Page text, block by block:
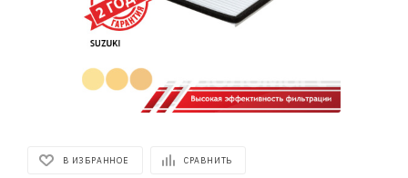
В ИЗБРАННОЕ СРАВНИТЬ